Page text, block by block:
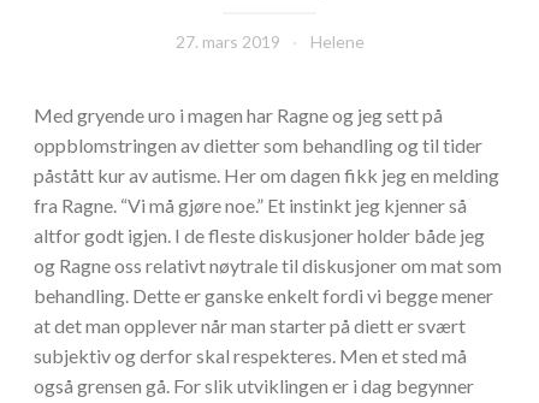
27. mars 2019 Helene
Med gryende uro i magen har Ragne og jeg sett på
oppblomstringen av dietter som behandling og til tider
påstått kur av autisme. Her om dagen fikk jeg en melding
fra Ragne. “Vi må gjøre noe.” Et instinkt jeg kjenner så
altfor godt igjen. I de fleste diskusjoner holder både jeg
og Ragne oss relativt nøytrale til diskusjoner om mat som
behandling. Dette er ganske enkelt fordi vi begge mener
at det man opplever når man starter på diett er svært
subjektiv og derfor skal respekteres. Men et sted må
også grensen gå. For slik utviklingen er i dag begynner